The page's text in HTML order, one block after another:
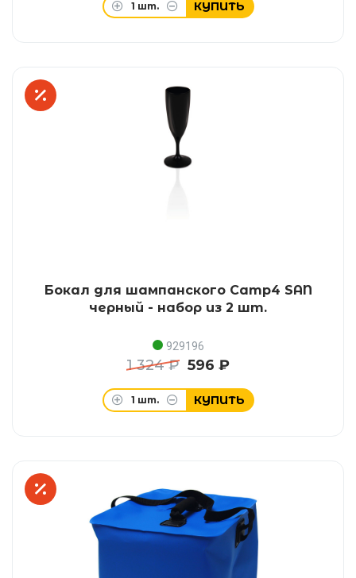
1 шт. КУПИТЬ
Бокал для шампанского Camp4 SAN
черный - набор из 2 шт.
929196
1 324 ₽ 596 ₽
1 шт. КУПИТЬ